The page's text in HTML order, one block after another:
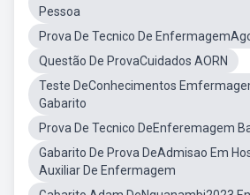
Pessoa
Prova De Tecnico De
Questão De ProvaCuidados AORN
Teste DeConhecimentos
Gabarito
Prova De Tecnico DeEnferemagem
Gabarito De Prova DeAdmisao Em
Auxiliar De Enfermagem